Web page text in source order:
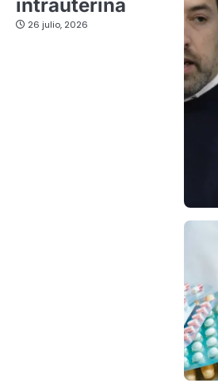
intrauterina
26 julio, 2026